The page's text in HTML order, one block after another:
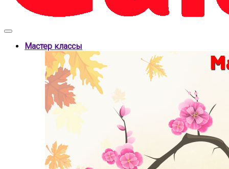
Мастер классы